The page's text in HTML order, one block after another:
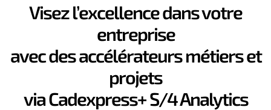
Visez l’excellence dans votre
entreprise
avec des accélérateurs métiers et
projets
via Cadexpress+ S/4 Analytics